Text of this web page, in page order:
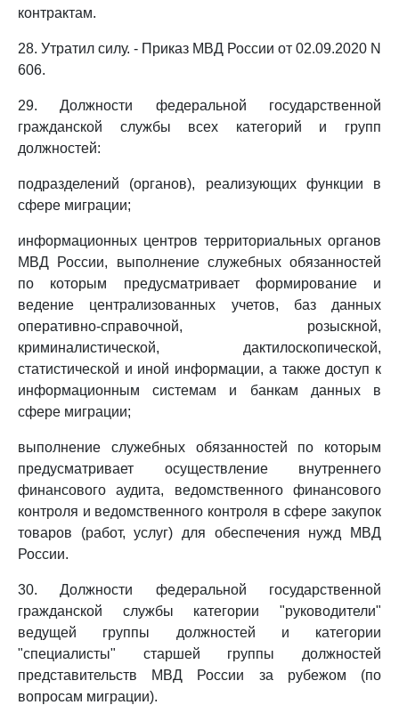
контрактам.
28. Утратил силу. - Приказ МВД России от 02.09.2020 N
606.
29. Должности федеральной государственной
гражданской службы всех категорий и групп
должностей:
подразделений (органов), реализующих функции в
сфере миграции;
информационных центров территориальных органов
МВД России, выполнение служебных обязанностей
по которым предусматривает формирование и
ведение централизованных учетов, баз данных
оперативно-справочной, розыскной,
криминалистической, дактилоскопической,
статистической и иной информации, а также доступ к
информационным системам и банкам данных в
сфере миграции;
выполнение служебных обязанностей по которым
предусматривает осуществление внутреннего
финансового аудита, ведомственного финансового
контроля и ведомственного контроля в сфере закупок
товаров (работ, услуг) для обеспечения нужд МВД
России.
30. Должности федеральной государственной
гражданской службы категории "руководители"
ведущей группы должностей и категории
"специалисты" старшей группы должностей
представительств МВД России за рубежом (по
вопросам миграции).